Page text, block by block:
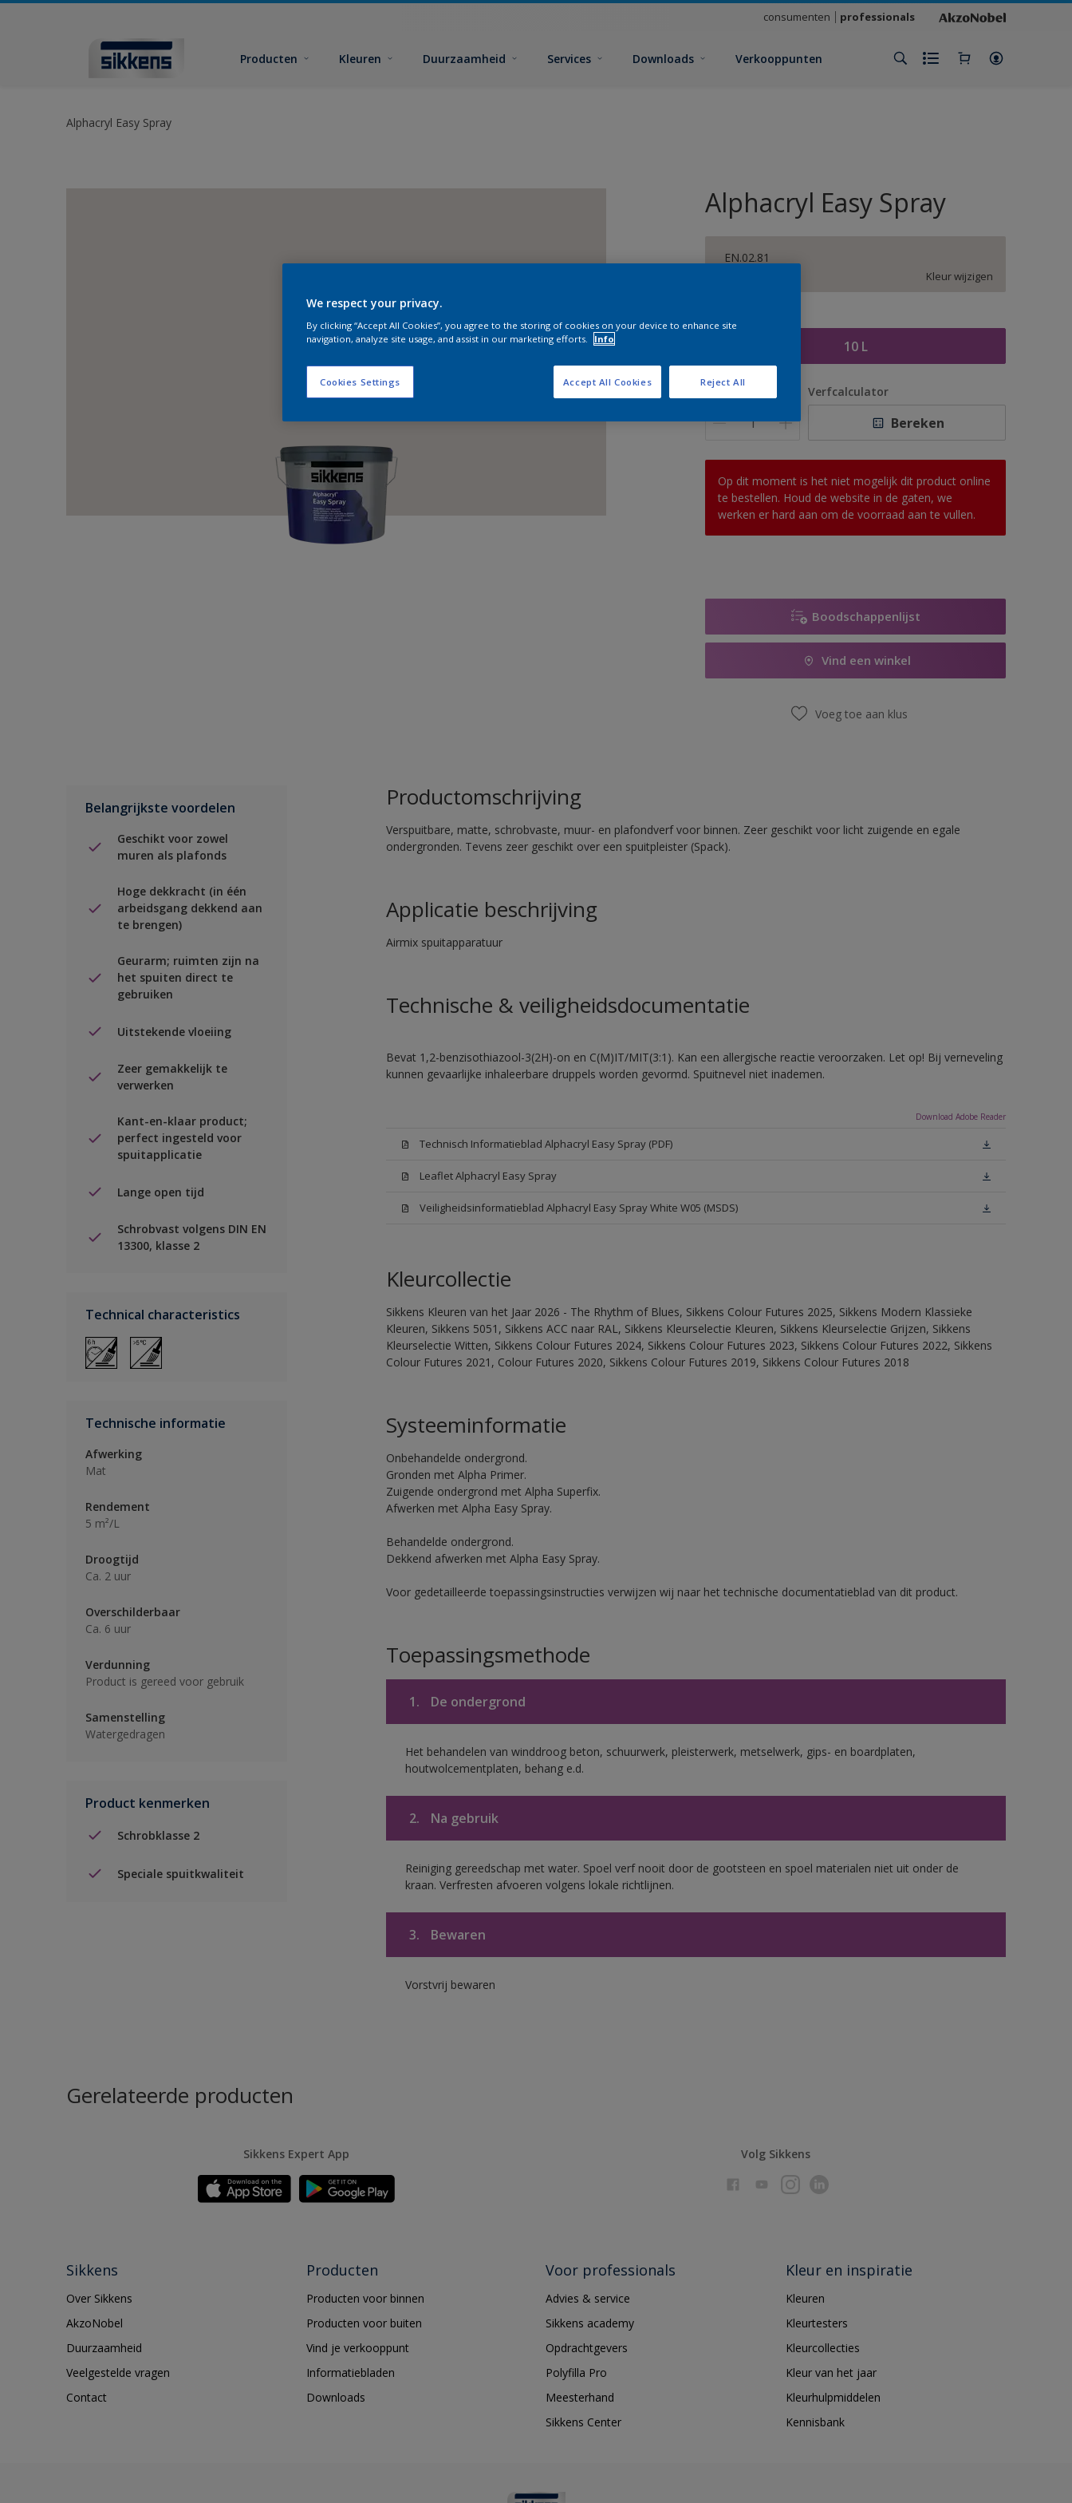
consumenten professionals
Producten Kleuren Duurzaamheid Services Downloads Verkooppunten
Alphacryl Easy Spray
Alphacryl Easy Spray
EN.02.81
Kleur wijzigen
Grootte
10 L
Aantal Verfcalculator
Bereken
Op dit moment is het niet mogelijk dit product online
te bestellen. Houd de website in de gaten, we
werken er hard aan om de voorraad aan te vullen.
Boodschappenlijst
Vind een winkel
Voeg toe aan klus
Belangrijkste voordelen
Geschikt voor zowel
muren als plafonds
Hoge dekkracht (in één
arbeidsgang dekkend aan
te brengen)
Geurarm; ruimten zijn na
het spuiten direct te
gebruiken
Uitstekende vloeiing
Zeer gemakkelijk te
verwerken
Kant-en-klaar product;
perfect ingesteld voor
spuitapplicatie
Lange open tijd
Schrobvast volgens DIN EN
13300, klasse 2
Technical characteristics
Technische informatie
Afwerking
Mat
Rendement
5 m²/L
Droogtijd
Ca. 2 uur
Overschilderbaar
Ca. 6 uur
Verdunning
Product is gereed voor gebruik
Samenstelling
Watergedragen
Product kenmerken
Schrobklasse 2
Speciale spuitkwaliteit
Productomschrijving
Verspuitbare, matte, schrobvaste, muur- en plafondverf voor binnen. Zeer geschikt voor licht zuigende en egale
ondergronden. Tevens zeer geschikt over een spuitpleister (Spack).
Applicatie beschrijving
Airmix spuitapparatuur
Technische & veiligheidsdocumentatie
Bevat 1,2-benzisothiazool-3(2H)-on en C(M)IT/MIT(3:1). Kan een allergische reactie veroorzaken. Let op! Bij verneveling
kunnen gevaarlijke inhaleerbare druppels worden gevormd. Spuitnevel niet inademen.
Download Adobe Reader
Technisch Informatieblad Alphacryl Easy Spray (PDF)
Leaflet Alphacryl Easy Spray
Veiligheidsinformatieblad Alphacryl Easy Spray White W05 (MSDS)
Kleurcollectie
Sikkens Kleuren van het Jaar 2026 - The Rhythm of Blues, Sikkens Colour Futures 2025, Sikkens Modern Klassieke
Kleuren, Sikkens 5051, Sikkens ACC naar RAL, Sikkens Kleurselectie Kleuren, Sikkens Kleurselectie Grijzen, Sikkens
Kleurselectie Witten, Sikkens Colour Futures 2024, Sikkens Colour Futures 2023, Sikkens Colour Futures 2022, Sikkens
Colour Futures 2021, Colour Futures 2020, Sikkens Colour Futures 2019, Sikkens Colour Futures 2018
Systeeminformatie
Onbehandelde ondergrond.
Gronden met Alpha Primer.
Zuigende ondergrond met Alpha Superfix.
Afwerken met Alpha Easy Spray.
Behandelde ondergrond.
Dekkend afwerken met Alpha Easy Spray.
Voor gedetailleerde toepassingsinstructies verwijzen wij naar het technische documentatieblad van dit product.
Toepassingsmethode
1. De ondergrond
Het behandelen van winddroog beton, schuurwerk, pleisterwerk, metselwerk, gips- en boardplaten,
houtwolcementplaten, behang e.d.
2. Na gebruik
Reiniging gereedschap met water. Spoel verf nooit door de gootsteen en spoel materialen niet uit onder de
kraan. Verfresten afvoeren volgens lokale richtlijnen.
3. Bewaren
Vorstvrij bewaren
Gerelateerde producten
Sikkens Expert App Volg Sikkens
Sikkens
Over Sikkens
AkzoNobel
Duurzaamheid
Veelgestelde vragen
Contact
Producten
Producten voor binnen
Producten voor buiten
Vind je verkooppunt
Informatiebladen
Downloads
Voor professionals
Advies & service
Sikkens academy
Opdrachtgevers
Polyfilla Pro
Meesterhand
Sikkens Center
Kleur en inspiratie
Kleuren
Kleurtesters
Kleurcollecties
Kleur van het jaar
Kleurhulpmiddelen
Kennisbank
We respect your privacy.
By clicking “Accept All Cookies”, you agree to the storing of cookies on your device to enhance site
navigation, analyze site usage, and assist in our marketing efforts.
Info
Cookies Settings Reject All
Accept All Cookies